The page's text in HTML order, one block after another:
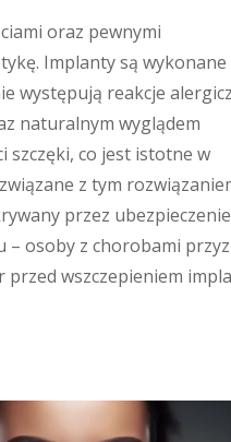
oraz pewnymi
Implanty są wykonane
występują reakcje
naturalnym wyglądem
szczęki, co jest istotne w
z tym
przez ubezpieczenie
– osoby z chorobami
przed wszczepieniem